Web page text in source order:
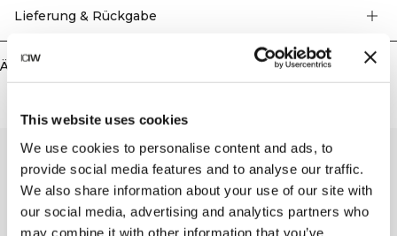
This website uses cookies
We use cookies to personalise content and ads, to
provide social media features and to analyse our traffic.
We also share information about your use of our site with
our social media, advertising and analytics partners who
may combine it with other information that you’ve
hinten und ein dezentes ICIW-Logo am rechten Bein. Hoher Bund mit V-
Lieferung & Rückgabe
Ähnliche Produkte